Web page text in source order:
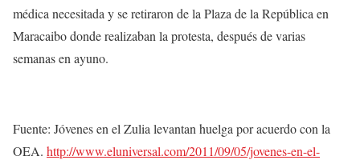
médica necesitada y se retiraron de la Plaza de la República en
Maracaibo donde realizaban la protesta, después de varias
semanas en ayuno.
Fuente: Jóvenes en el Zulia levantan huelga por acuerdo con la
OEA. http://www.eluniversal.com/2011/09/05/jovenes-en-el-